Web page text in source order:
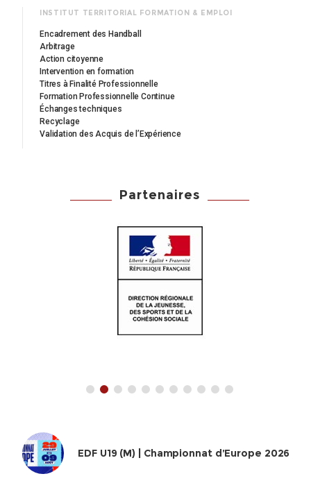
INSTITUT TERRITORIAL FORMATION & EMPLOI
Encadrement des Handball
Arbitrage
Action citoyenne
Intervention en formation
Titres à Finalité Professionnelle
Formation Professionnelle Continue
Échanges techniques
Recyclage
Validation des Acquis de l’Expérience
Partenaires
EDF U19 (M) | Championnat d’Europe 2026